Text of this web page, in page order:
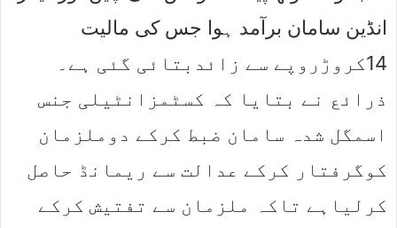
انڈین سامان برآمد ہوا جس کی مالیت
14کروڑروپے سے زائدبتائی گئی ہے۔
ذرائع نے بتایا کہ کسٹمزانٹیلی جنس
اسمگل شدہ سامان ضبط کرکے دوملزمان
کوگرفتار کرکے عدالت سے ریمانڈ حاصل
کرلیاہے تاکہ ملزمان سے تفتیش کرکے